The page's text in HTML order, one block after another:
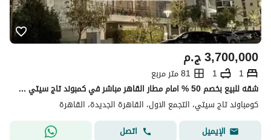
ج.م3,700,000
1
1
81 متر مربع
شقه للبيع بخصم 50 % امام مطار القاهر مباشر في كمبوند تاج سيتي القاهره الجديده
كومباوند تاج سيتي، التجمع الاول، القاهرة الجديدة، القاهرة
الإيميل
اتصل